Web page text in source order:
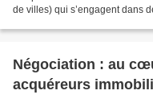
de villes) qui s’engagent dans
Négociation : au
acquéreurs